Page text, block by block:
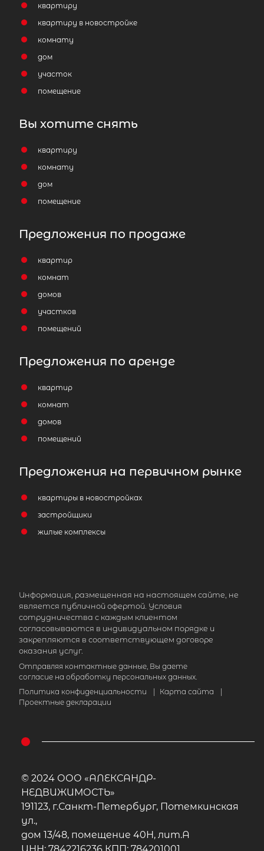
квартиру
квартиру в новостройке
комнату
дом
участок
помещение
Вы хотите снять
квартиру
комнату
дом
помещение
Предложения по продаже
квартир
комнат
домов
участков
помещений
Предложения по аренде
квартир
комнат
домов
помещений
Предложения на первичном рынке
квартиры в новостройках
застройщики
жилые комплексы
Информация, размещенная на настоящем сайте, не
является публичной офертой. Условия
сотрудничества с каждым клиентом
согласовываются в индивидуальном порядке и
закрепляются в соответствующем договоре
оказания услуг.
Отправляя контактные данные, Вы даете
согласие на обработку персональных данных.
Политика конфиденциальности
Карта сайта
Проектные декларации
© 2024 ООО «АЛЕКСАНДР-
НЕДВИЖИМОСТЬ»
191123, г.Санкт-Петербург, Потемкинская
ул.,
дом 13/48, помещение 40Н, лит.А